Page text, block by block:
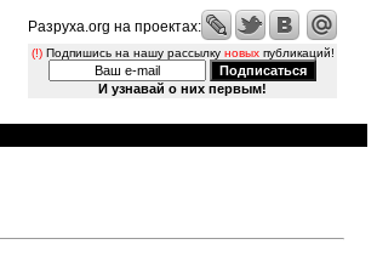
Разруха.org на проектах:
(!)Подпишись на нашу рассылку новыхпубликаций!
И узнавай о них первым!